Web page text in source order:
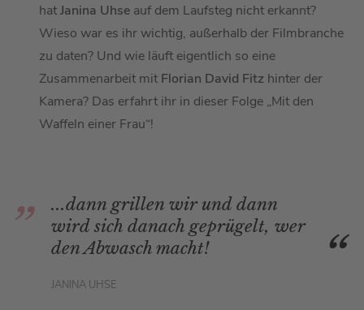
hatJanina Uhse auf dem Laufsteg nicht erkannt?
Wieso war es ihr wichtig, außerhalb der Filmbranche
zu daten? Und wie läuft eigentlich so eine
Zusammenarbeit mit Florian David Fitz hinter der
Kamera? Das erfahrt ihr in dieser Folge „Mit den
Waffeln einer Frau“!
...dann grillen wir und dann
wird sich danach geprügelt, wer
den Abwasch macht!
JANINA UHSE